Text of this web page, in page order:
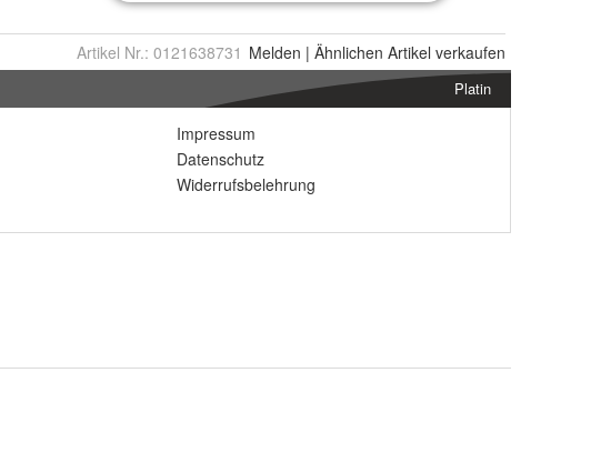
Artikel Nr.: 0121638731 Melden | Ähnlichen Artikel verkaufen
Platin
Impressum
Datenschutz
Widerrufsbelehrung